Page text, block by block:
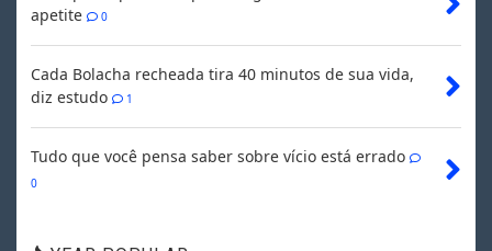
apetite
0
Cada Bolacha recheada tira 40 minutos de sua vida,
diz estudo
1
Tudo que você pensa saber sobre vício está errado
0